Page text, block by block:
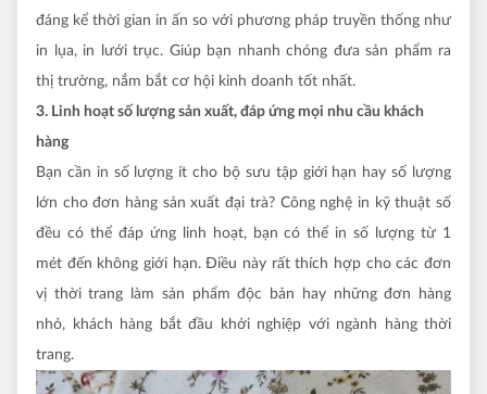
đáng kể thời gian in ấn so với phương pháp truyền thống như
in lụa, in lưới trục. Giúp bạn nhanh chóng đưa sản phẩm ra
thị trường, nắm bắt cơ hội kinh doanh tốt nhất.
3. Linh hoạt số lượng sản xuất, đáp ứng mọi nhu cầu khách
hàng
Bạn cần in số lượng ít cho bộ sưu tập giới hạn hay số lượng
lớn cho đơn hàng sản xuất đại trà? Công nghệ in kỹ thuật số
đều có thể đáp ứng linh hoạt, bạn có thể in số lượng từ 1
mét đến không giới hạn. Điều này rất thích hợp cho các đơn
vị thời trang làm sản phẩm độc bản hay những đơn hàng
nhỏ, khách hàng bắt đầu khởi nghiệp với ngành hàng thời
trang.